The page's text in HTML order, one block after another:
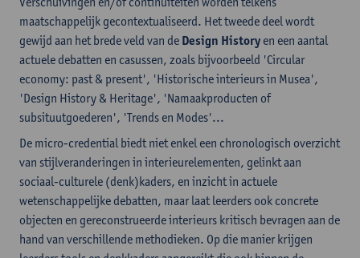
maatschappelijk gecontextualiseerd. Het tweede deel wordt
gewijd aan het brede veld van de Design History en een aantal
actuele debatten en casussen, zoals bijvoorbeeld 'Circular
economy: past & present', 'Historische interieurs in Musea',
'Design History & Heritage', 'Namaakproducten of
subsituutgoederen', 'Trends en Modes'...
De micro-credential biedt niet enkel een chronologisch overzicht
van stijlveranderingen in interieurelementen, gelinkt aan
sociaal-culturele (denk)kaders, en inzicht in actuele
wetenschappelijke debatten, maar laat leerders ook concrete
objecten en gereconstrueerde interieurs kritisch bevragen aan de
hand van verschillende methodieken. Op die manier krijgen